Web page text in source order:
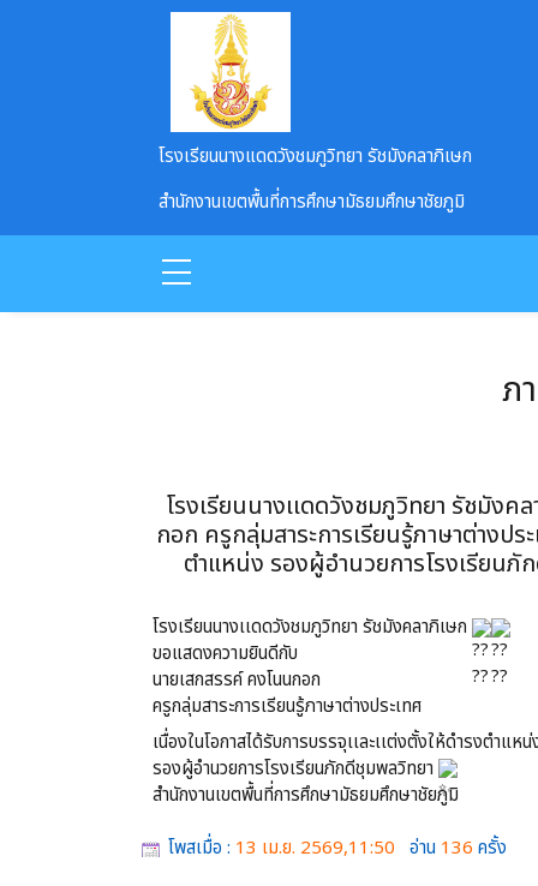
Skip to main content
โรงเรียนนางแดดวังชมภูวิทยา รัชมังคลาภิเษก
สำนักงานเขตพื้นที่การศึกษามัธยมศึกษาชัยภูมิ
ภ
โรงเรียนนางเเดดวังชมภูวิทยา รัชมัง
กอก ครูกลุ่มสาระการเรียนรู้ภาษาต่างปร
ตำแหน่ง รองผู้อำนวยการโรงเรียน
โรงเรียนนางเเดดวังชมภูวิทยา รัชมังคลาภิเษก
ขอแสดงความยินดีกับ
นายเสกสรรค์ คงโนนกอก
ครูกลุ่มสาระการเรียนรู้ภาษาต่างประเทศ
เนื่องในโอกาสได้รับการบรรจุเเละเเต่งตั้งให้ดำรงตำแหน่
รองผู้อำนวยการโรงเรียนภักดีชุมพลวิทยา
สำนักงานเขตพื้นที่การศึกษามัธยมศึกษาชัยภูมิ
โพสเมื่อ : 13 เม.ย. 2569,11:50 อ่าน 136 ครั้ง